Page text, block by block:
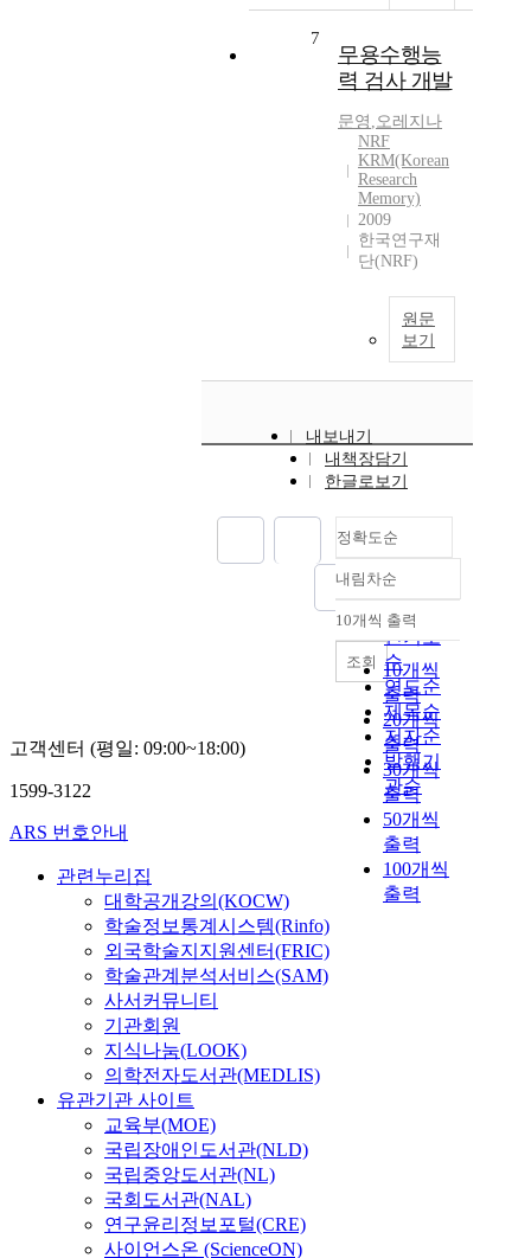
7
무용수행능
력 검사 개발
문영 ,오레지나
NRF
KRM(Korean
Research
Memory)
2009
한국연구재
단(NRF)
원문
보기
내보내기
내책장담기
한글로보기
정확도순
정확도
순
인기도
순
연도순
제목순
저자순
발행기
관순
내림차순
내림차순
10개씩 출력
10개씩
출력
20개씩
출력
30개씩
출력
50개씩
출력
100개씩
출력
조회
고객센터 (평일: 09:00~18:00)
1599-3122
ARS 번호안내
관련누리집
대학공개강의(KOCW)
학술정보통계시스템(Rinfo)
외국학술지지원센터(FRIC)
학술관계분석서비스(SAM)
사서커뮤니티
기관회원
지식나눔(LOOK)
의학전자도서관(MEDLIS)
유관기관 사이트
교육부(MOE)
국립장애인도서관(NLD)
국립중앙도서관(NL)
국회도서관(NAL)
연구윤리정보포털(CRE)
사이언스온 (ScienceON)